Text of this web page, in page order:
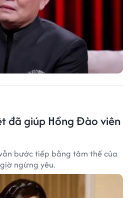
đã giúp Hồng Đào viên
bước tiếp bằng tâm thế của
ngừng yêu.